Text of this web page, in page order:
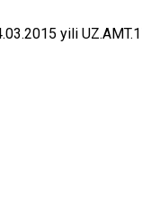
yili